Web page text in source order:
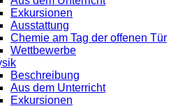
Exkursionen
Ausstattung
Chemie am Tag der offenen Tür
Wettbewerbe
Beschreibung
Aus dem Unterricht
Exkursionen